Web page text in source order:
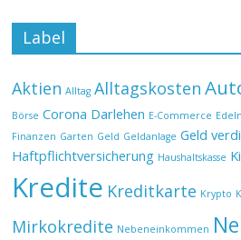
Label
Aktien Alltag Alltagskosten
Börse Corona Darlehen E-Commerce
Finanzen Garten Geld Geldanlage Geld
Haftpflichtversicherung Haushaltskasse
Kredite Kreditkarte Krypto
Mirkokredite Nebeneinkommen